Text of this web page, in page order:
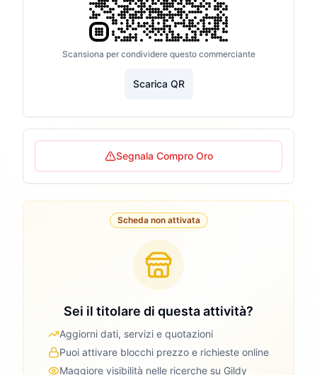
Scansiona per condividere questo commerciante
Scarica QR
Segnala Compro Oro
Scheda non attivata
Sei il titolare di questa attività?
Aggiorni dati, servizi e quotazioni
Puoi attivare blocchi prezzo e richieste online
Maggiore visibilità nelle ricerche su Gildy